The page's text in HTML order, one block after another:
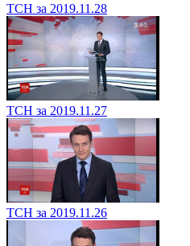
ТСН за 2019.11.28
ТСН за 2019.11.27
ТСН за 2019.11.26